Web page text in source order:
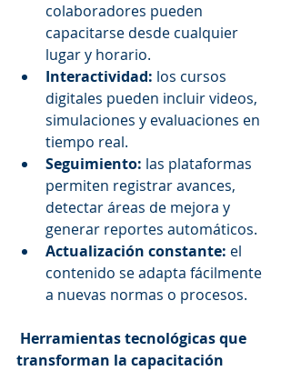
colaboradores pueden
capacitarse desde cualquier
lugar y horario.
Interactividad: los cursos
digitales pueden incluir videos,
simulaciones y evaluaciones en
tiempo real.
Seguimiento: las plataformas
permiten registrar avances,
detectar áreas de mejora y
generar reportes automáticos.
Actualización constante: el
contenido se adapta fácilmente
a nuevas normas o procesos.
Herramientas tecnológicas que
transforman la capacitación